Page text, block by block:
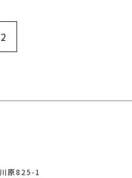
2
原825-1